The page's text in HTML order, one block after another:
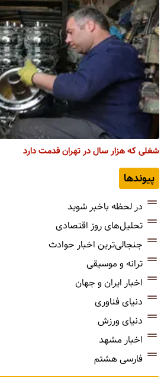
شغلی که هزار سال در تهران قدمت دارد
پیوندها
در لحظه باخبر شوید
تحلیل‌های روز اقتصادی
جنجالی‌ترین اخبار حوادث
ترانه و موسیقی
اخبار ایران و جهان
دنیای فناوری
دنیای ورزش
اخبار مشهد
فارسی هشتم